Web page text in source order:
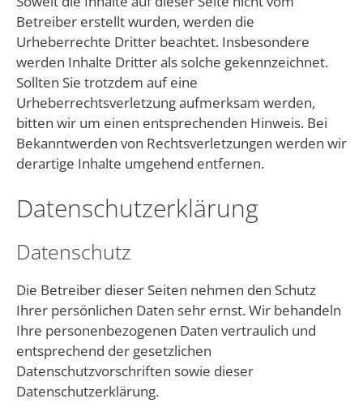
Betreiber erstellt wurden, werden die
Urheberrechte Dritter beachtet. Insbesondere
werden Inhalte Dritter als solche gekennzeichnet.
Sollten Sie trotzdem auf eine
Urheberrechtsverletzung aufmerksam werden,
bitten wir um einen entsprechenden Hinweis. Bei
Bekanntwerden von Rechtsverletzungen werden wir
derartige Inhalte umgehend entfernen.
Datenschutzerklärung
Datenschutz
Die Betreiber dieser Seiten nehmen den Schutz
Ihrer persönlichen Daten sehr ernst. Wir behandeln
Ihre personenbezogenen Daten vertraulich und
entsprechend der gesetzlichen
Datenschutzvorschriften sowie dieser
Datenschutzerklärung.